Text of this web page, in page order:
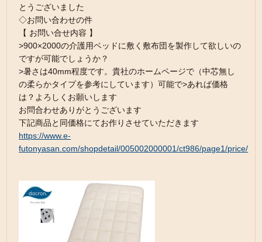
とうございました
◇お問い合わせの件
【 お問い合せ内容 】
>900×2000の介護用ベッドに敷く敷布団を製作して欲しいの
ですが可能でしょうか？
>暑さは40mm程度です。貴社のホームページで（中芯無し
の柔らかタイプを参考にしています）可能で>あれば価格
は？よろしくお願いします
お問合わせありがとうございます
下記商品と同価格にてお作りさせていただきます
https://www.e-
futonyasan.com/shopdetail/005002000001/ct986/page1/price/